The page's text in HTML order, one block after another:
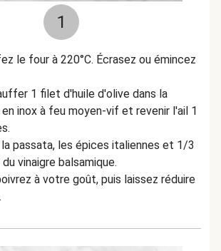
1
le four à 220°C. Écrasez ou émincez
1 filet d'huile d'olive dans la
inox à feu moyen-vif et revenir l'ail 1
passata, les épices italiennes et 1/3
vinaigre balsamique.
à votre goût, puis laissez réduire